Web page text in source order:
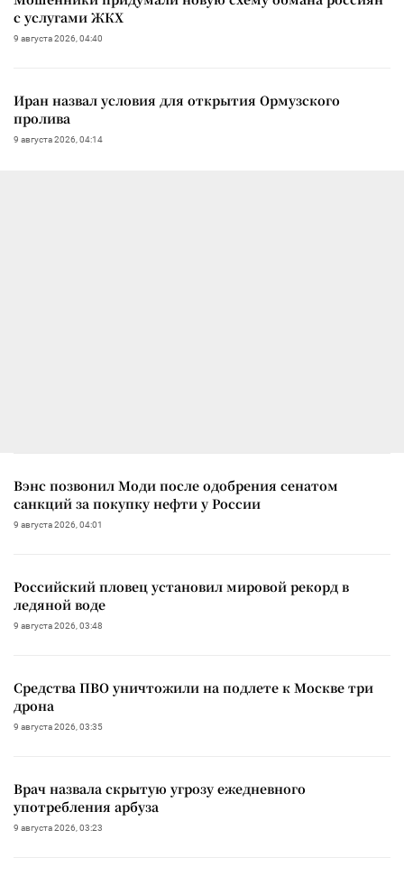
с услугами ЖКХ
9 августа 2026, 04:40
Иран назвал условия для открытия Ормузского
пролива
9 августа 2026, 04:14
Вэнс позвонил Моди после одобрения сенатом
санкций за покупку нефти у России
9 августа 2026, 04:01
Российский пловец установил мировой рекорд в
ледяной воде
9 августа 2026, 03:48
Средства ПВО уничтожили на подлете к Москве три
дрона
9 августа 2026, 03:35
Врач назвала скрытую угрозу ежедневного
употребления арбуза
9 августа 2026, 03:23